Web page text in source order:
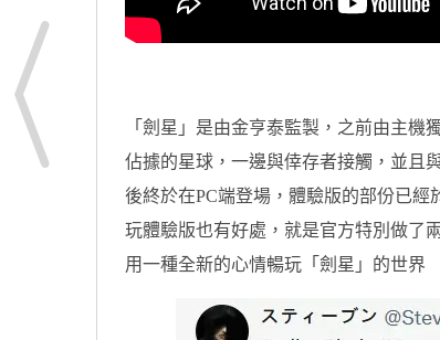
「劍星」是由金亨泰監製，之前由主
佔據的星球，一邊與倖存者接觸，並且
後終於在PC端登場，體驗版的部份已經
玩體驗版也有好處，就是官方特別做了
用一種全新的心情暢玩「劍星」的世界